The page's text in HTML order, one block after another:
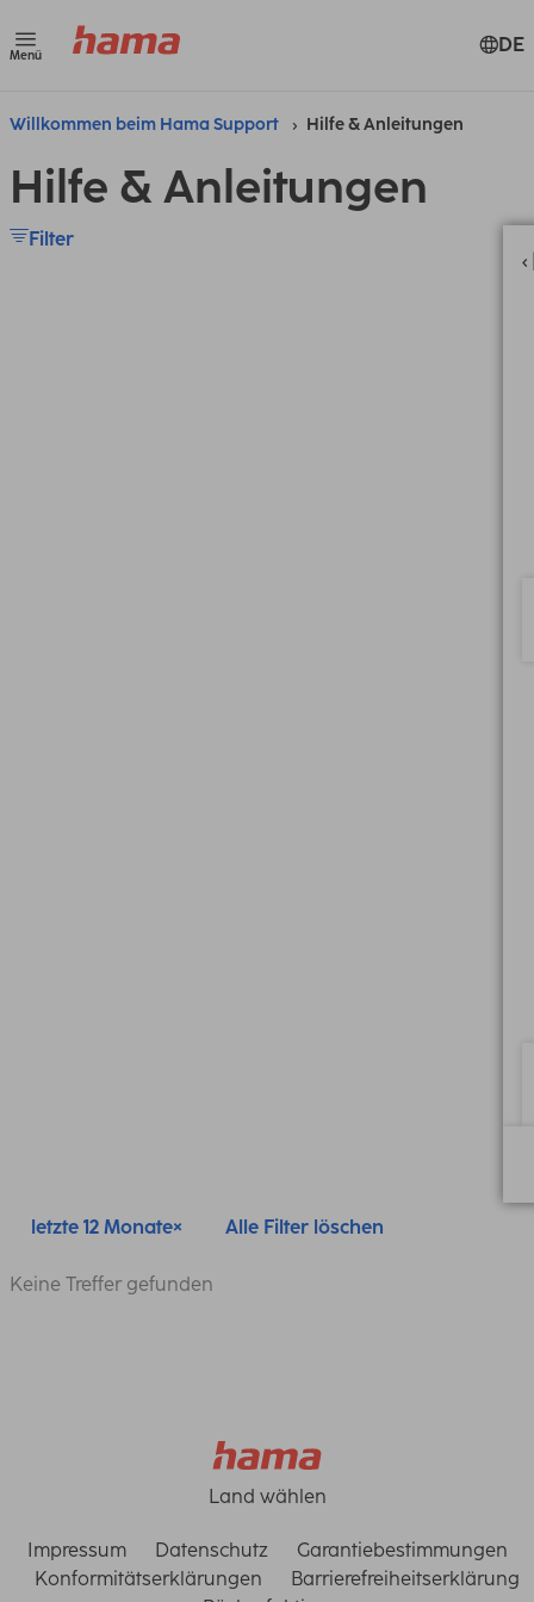
Menü DE
Willkommen beim Hama Support Hilfe & Anleitungen
Hilfe & Anleitungen
Filter
letzte 12 Monate Alle Filter löschen
Keine Treffer gefunden
Land wählen
Impressum Datenschutz
Garantiebestimmungen
Konformitätserklärungen
Barrierefreiheitserklärung